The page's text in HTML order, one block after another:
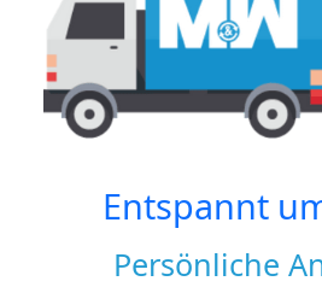
Entspannt
Persönliche